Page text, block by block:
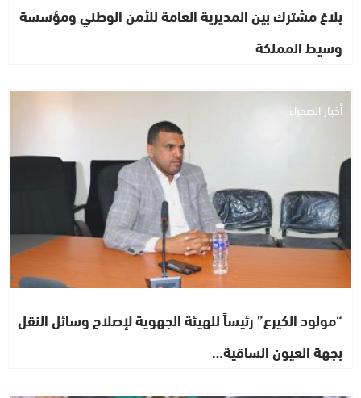
بلاغ مشترك بين المديرية العامة للأمن الوطني ومؤسسة
وسيط المملكة
أخبار الصحراء
“مولود الكيرع” رئيساً للهيئة الجهوية لإصلاح وسائل النقل
بجهة العيون الساقية…